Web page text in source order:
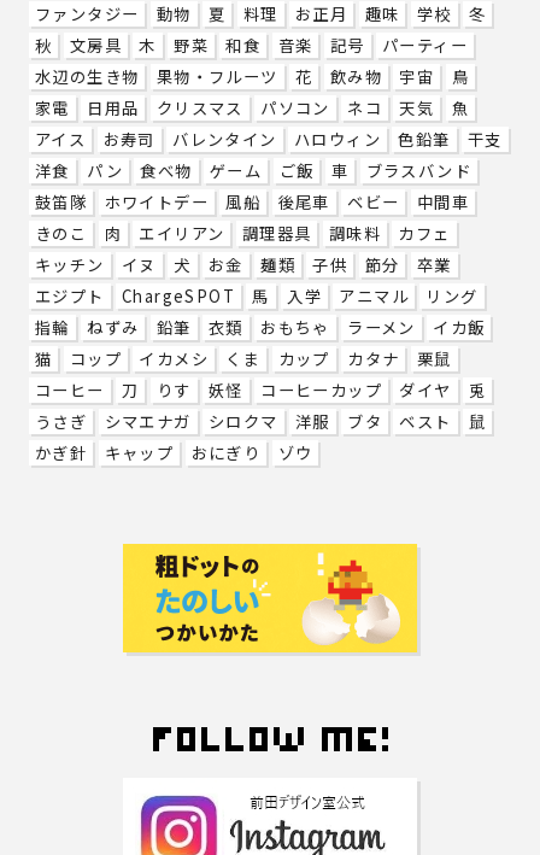
ファンタジー 動物 夏 料理 お正月 趣味 学校
冬
秋
文房具 木 野菜 和食 音楽 記号
パーティー
水辺の生き物
果物・フルーツ 花 飲み物 宇宙
鳥
家電
日用品 クリスマス パソコン ネコ 天気
魚
アイス
お寿司 バレンタイン ハロウィン 色鉛筆
干支
洋食
パン 食べ物 ゲーム ご飯 車
ブラスバンド
鼓笛隊
ホワイトデー 風船 後尾車 ベビー
中間車
きのこ
肉 エイリアン 調理器具 調味料
カフェ
キッチン
イヌ 犬 お金 麺類 子供 節分
卒業
エジプト
ChargeSPOT 馬 入学 アニマル
リング
指輪
ねずみ 鉛筆 衣類 おもちゃ ラーメン
イカ飯
猫
コップ イカメシ くま カップ カタナ
栗鼠
コーヒー
刀 りす 妖怪 コーヒーカップ ダイヤ
兎
うさぎ
シマエナガ シロクマ 洋服 ブタ ベスト
鼠
かぎ針
キャップ おにぎり ゾウ